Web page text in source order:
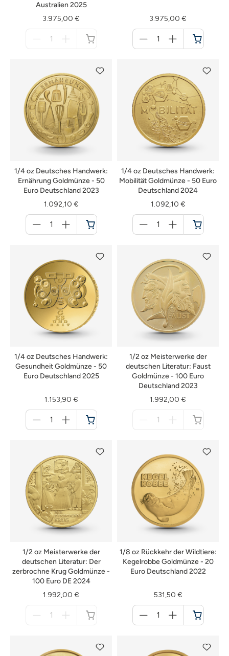
Australien 2025
3.975,00 €
3.975,00 €
für
Warenkorb
1/4 oz Deutsches Handwerk:
Ernährung Goldmünze - 50
Euro Deutschland 2023
1.092,10 €
für
Warenkorb
1/4 oz Deutsches Handwerk:
Mobilität Goldmünze - 50 Euro
Deutschland 2024
1.092,10 €
für
Warenkorb
1/4 oz Deutsches Handwerk:
Gesundheit Goldmünze - 50
Euro Deutschland 2025
1.153,90 €
für
Warenkorb
1/2 oz Meisterwerke der
deutschen Literatur: Faust
Goldmünze - 100 Euro
Deutschland 2023
1.992,00 €
1/2 oz Meisterwerke der
deutschen Literatur: Der
zerbrochne Krug Goldmünze -
100 Euro DE 2024
1.992,00 €
1/8 oz Rückkehr der Wildtiere:
Kegelrobbe Goldmünze - 20
Euro Deutschland 2022
531,50 €
für
Warenkorb